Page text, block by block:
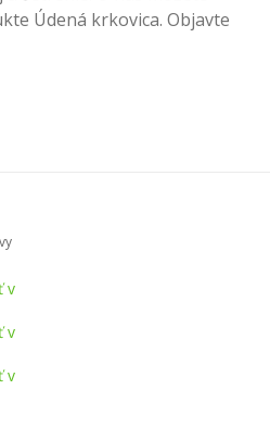
Údená krkovica. Objavte
v
v
v